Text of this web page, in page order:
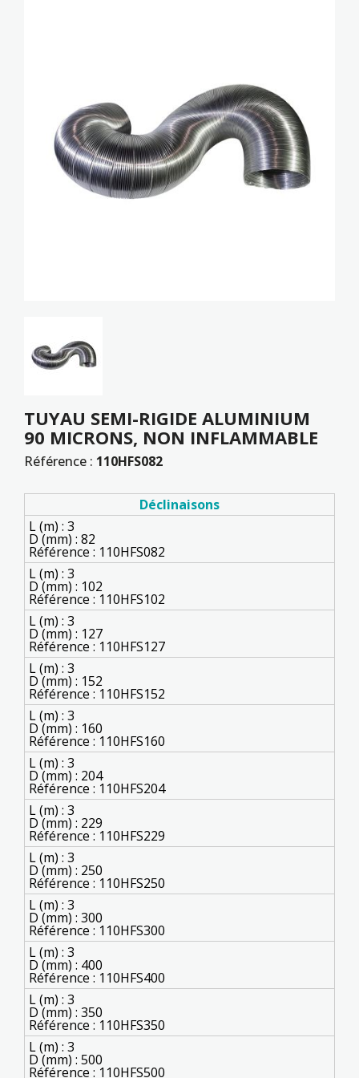
TUYAU SEMI-RIGIDE ALUMINIUM
90 MICRONS, NON INFLAMMABLE
Référence : 110HFS082
Déclinaisons
L (m) : 3
D (mm) : 82
Référence : 110HFS082
L (m) : 3
D (mm) : 102
Référence : 110HFS102
L (m) : 3
D (mm) : 127
Référence : 110HFS127
L (m) : 3
D (mm) : 152
Référence : 110HFS152
L (m) : 3
D (mm) : 160
Référence : 110HFS160
L (m) : 3
D (mm) : 204
Référence : 110HFS204
L (m) : 3
D (mm) : 229
Référence : 110HFS229
L (m) : 3
D (mm) : 250
Référence : 110HFS250
L (m) : 3
D (mm) : 300
Référence : 110HFS300
L (m) : 3
D (mm) : 400
Référence : 110HFS400
L (m) : 3
D (mm) : 350
Référence : 110HFS350
L (m) : 3
D (mm) : 500
Référence : 110HFS500